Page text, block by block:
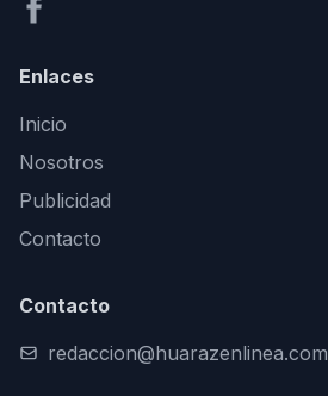
Enlaces
Inicio
Nosotros
Publicidad
Contacto
Contacto
redaccion@huarazenlinea.com